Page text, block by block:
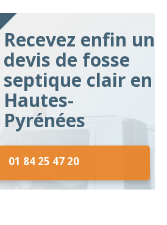
Recevez enfin un
devis de fosse
septique clair en
Hautes-
Pyrénées
01 84 25 47 20